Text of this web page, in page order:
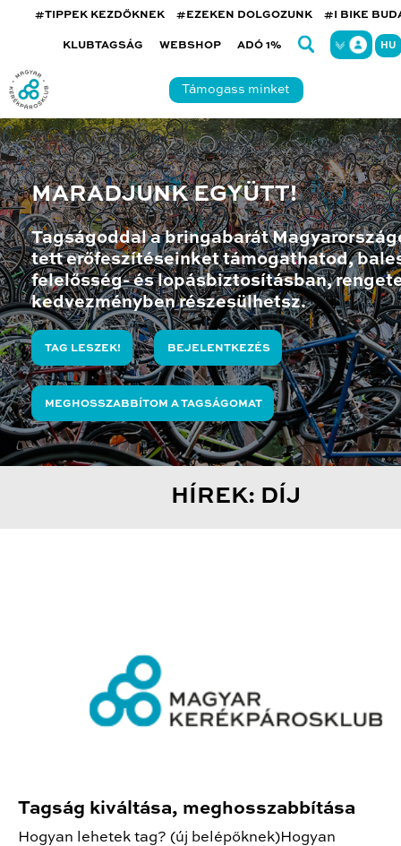
#TIPPEK KEZDŐKNEK #EZEKEN DOLGOZUNK #I BIKE
KLUBTAGSÁG WEBSHOP ADÓ 1% HU
Támogass minket
MARADJUNK EGYÜTT!
Tagságoddal a bringabarát
tett erőfeszítéseinket támogathatod,
felelősség- és lopásbiztosításban,
kedvezményben részesülhetsz.
TAG LESZEK! BEJELENTKEZÉS
MEGHOSSZABBÍTOM A TAGSÁGOMAT
HÍREK: DÍJ
Tagság kiváltása, meghosszabbítása
Hogyan lehetek tag? (új belépőknek)Hogyan